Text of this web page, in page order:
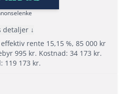
år
rente 15,15 %, 85 000 kr
995 kr. Kostnad: 34 173 kr.
119 173 kr.
detaljer